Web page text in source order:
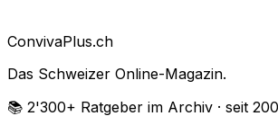
ConvivaPlus.ch
Das Schweizer Online-Magazin.
📚 2'300+ Ratgeber im Archiv · seit